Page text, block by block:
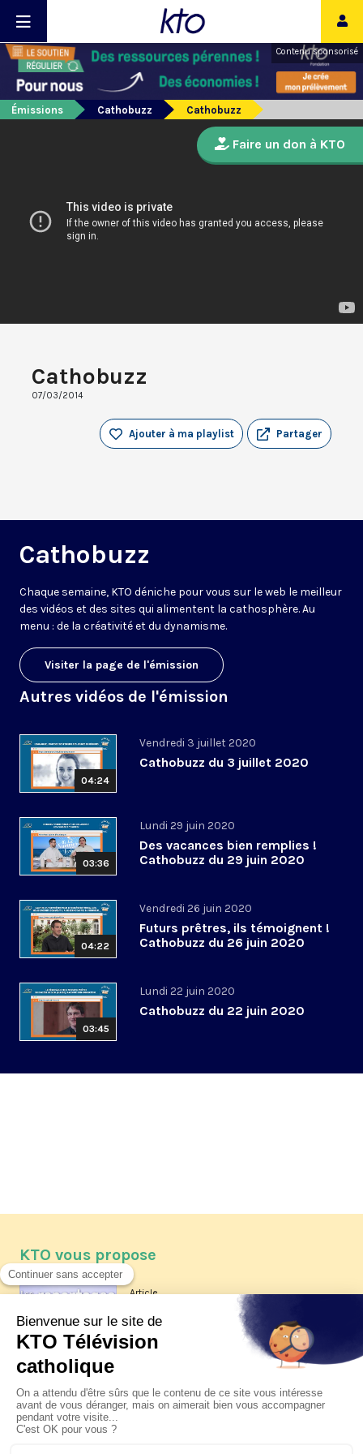
Contenu sponsorisé
Émissions Cathobuzz Cathobuzz
Cathobuzz
07/03/2014
Partager
Ajouter à ma playlist
Cathobuzz
Chaque semaine, KTO déniche pour vous sur le web le meilleur
des vidéos et des sites qui alimentent la cathosphère. Au
menu : de la créativité et du dynamisme.
Visiter la page de l'émission
Autres vidéos de l'émission
04:24
Vendredi 3 juillet 2020
Cathobuzz du 3 juillet 2020
03:36
Lundi 29 juin 2020
Des vacances bien remplies !
Cathobuzz du 29 juin 2020
04:22
Vendredi 26 juin 2020
Futurs prêtres, ils témoignent !
Cathobuzz du 26 juin 2020
03:45
Lundi 22 juin 2020
Cathobuzz du 22 juin 2020
Faire un don à KTO
KTO vous propose
Article
Les reportages d'été 2026 de KTO
La visite pastorale du pape Léon
XIV à Assise à suivre sur KTO le
jeudi 6 août